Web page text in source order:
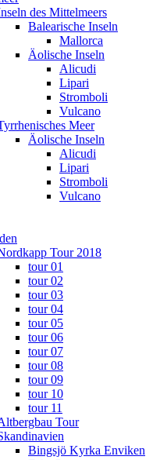
des Mittelmeers
Balearische Inseln
Mallorca
Äolische Inseln
Alicudi
Lipari
Stromboli
Vulcano
Meer
Äolische Inseln
Alicudi
Lipari
Stromboli
Vulcano
Tour 2018
tour 01
tour 02
tour 03
tour 04
tour 05
tour 06
tour 07
tour 08
tour 09
tour 10
tour 11
Tour
Bingsjö Kyrka Enviken